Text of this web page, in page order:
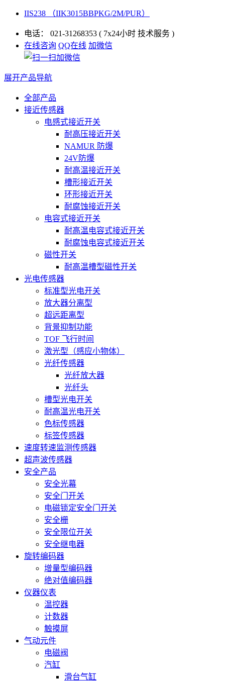
IIS238 （IIK3015BBPKG/2M/PUR）
电话： 021-31268353 ( 7x24小时 技术服务 )
在线咨询 QQ在线 加微信
展开产品导航
全部产品
接近传感器
电感式接近开关
耐高压接近开关
NAMUR 防爆
24V防爆
耐高温接近开关
槽形接近开关
环形接近开关
耐腐蚀接近开关
电容式接近开关
耐高温电容式接近开关
耐腐蚀电容式接近开关
磁性开关
耐高温槽型磁性开关
光电传感器
标准型光电开关
放大器分离型
超远距离型
背景抑制功能
TOF 飞行时间
激光型（感应小物体）
光纤传感器
光纤放大器
光纤头
槽型光电开关
耐高温光电开关
色标传感器
标签传感器
速度转速监测传感器
超声波传感器
安全产品
安全光幕
安全门开关
电磁锁定安全门开关
安全栅
安全限位开关
安全继电器
旋转编码器
增量型编码器
绝对值编码器
仪器仪表
温控器
计数器
触摸屏
气动元件
电磁阀
汽缸
滑台气缸